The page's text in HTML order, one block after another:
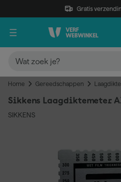
Gratis
Home Gereedschappen
Sikkens Laagdiktemeter
SIKKENS